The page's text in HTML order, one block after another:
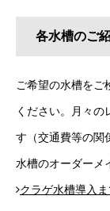
各水槽のご
ご希望の水槽をご
ください。月々の
す（交通費等の関
水槽のオーダーメ
クラゲ水槽導入